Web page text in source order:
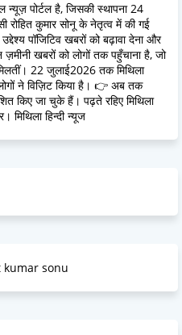
न्यूज़ पोर्टल है, जिसकी स्थापना 24
रोहित कुमार सोनू के नेतृत्व में की गई
पॉजिटिव खबरों को बढ़ावा देना और
खबरों को लोगों तक पहुँचाना है, जो
22 जुलाई2026 तक मिथिला
ने विज़िट किया है। 👉 अब तक
किए जा चुके हैं। पढ़ते रहिए मिथिला
हिन्दी न्यूज
sonu